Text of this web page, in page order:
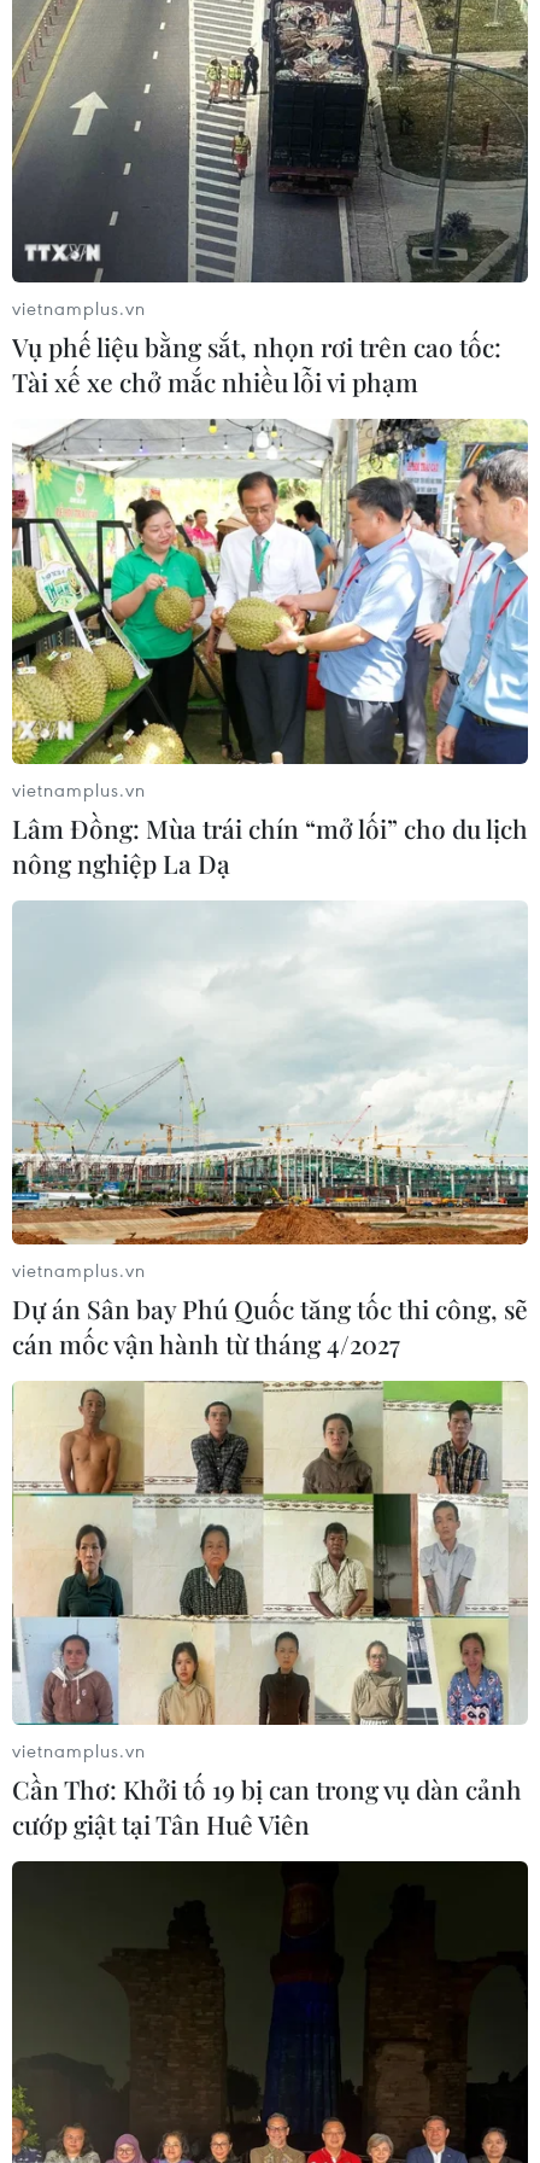
TIN CÙNG CHUYÊN MỤC
Iceland trước cuộc trưng cầu ý dân
về nối lại đàm phán gia nhập EU
08/08/2026 07:54
Italy bác tối hậu thư của Tây Ban Nha
về kiểm soát biên giới
EU triển khai mạng vệ tinh riêng,
củng cố chủ quyền số
08/08/2026 04:15
vietnamplus.vn
Vụ phế liệu bằng sắt, nhọn rơi trên cao tốc:
Tài xế xe chở mắc nhiều lỗi vi phạm
vietnamplus.vn
Lâm Đồng: Mùa trái chín “mở lối” cho du lịch
nông nghiệp La Dạ
vietnamplus.vn
Dự án Sân bay Phú Quốc tăng tốc thi công, sẽ
cán mốc vận hành từ tháng 4/2027
vietnamplus.vn
Cần Thơ: Khởi tố 19 bị can trong vụ dàn cảnh
cướp giật tại Tân Huê Viên